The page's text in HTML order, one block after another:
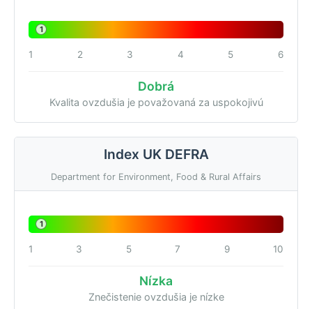
1
1 2 3 4 5 6
Dobrá
Kvalita ovzdušia je považovaná za uspokojivú
Index UK DEFRA
Department for Environment, Food & Rural Affairs
1
1 3 5 7 9 10
Nízka
Znečistenie ovzdušia je nízke